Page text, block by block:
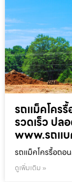
รถแม็คโคร
รวดเร็ว ปล
www.รถแ
รถแม็คโครรื้อถอ
ดูเพิ่มเติม »